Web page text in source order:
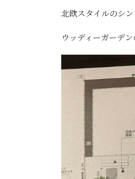
北欧スタイルのシ
ウッディーガーデ